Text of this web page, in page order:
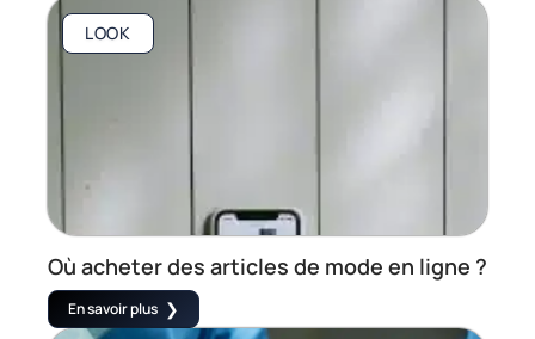
LOOK
Où acheter des articles de mode en ligne ?
En savoir plus